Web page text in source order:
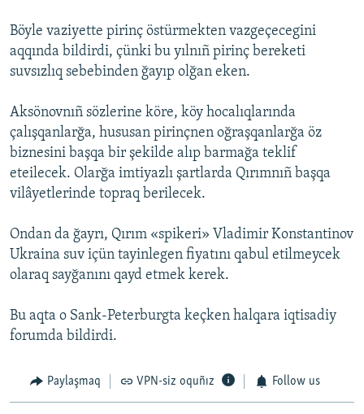
Böyle vaziyette pirinç östürmekten vazgeçecegini
aqqında bildirdi, çünki bu yılnıñ pirinç bereketi
suvsızlıq sebebinden ğayıp olğan eken.
Aksönovnıñ sözlerine köre, köy hocalıqlarında
çalışqanlarğa, hususan pirinçnen oğraşqanlarğa öz
biznesini başqa bir şekilde alıp barmağa teklif
eteilecek. Olarğa imtiyazlı şartlarda Qırımnıñ başqa
vilâyetlerinde topraq berilecek.
Ondan da ğayrı, Qırım «spikeri» Vladimir Konstantinov
Ukraina suv içün tayinlegen fiyatını qabul etilmeycek
olaraq sayğanını qayd etmek kerek.
Bu aqta o Sank-Peterburgta keçken halqara iqtisadiy
forumda bildirdi.
Paylaşmaq VPN-siz oquñız Follow us